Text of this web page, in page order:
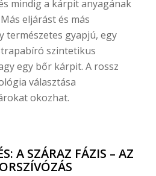
mindig a kárpit anyagának
eljárást és más
természetes gyapjú, egy
szintetikus
egy bőr kárpit. A rossz
választása
okozhat.
A SZÁRAZ FÁZIS – AZ